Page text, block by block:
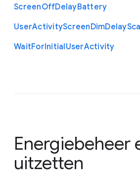
ScreenOffDelayBattery
UserActivityScreenDimDelay
WaitForInitialUserActivity
Energiebeheer
uitzetten